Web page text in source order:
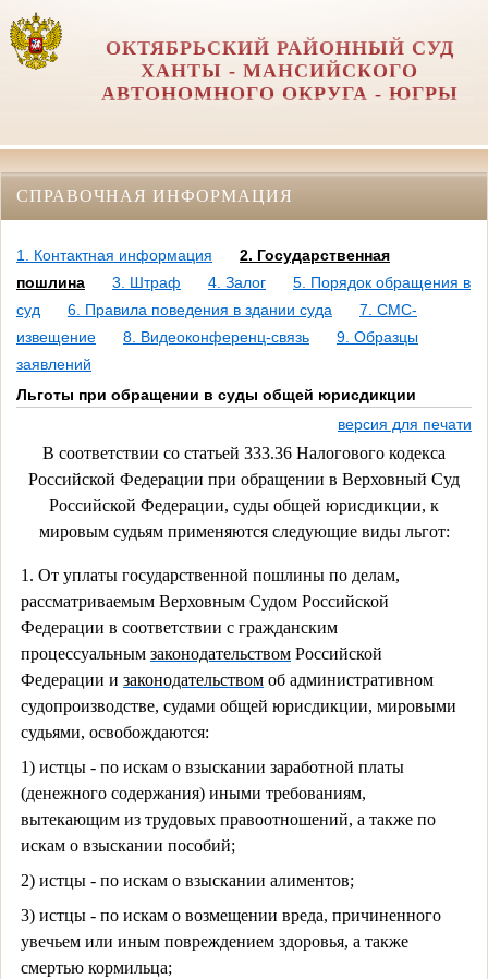
ОКТЯБРЬСКИЙ РАЙОННЫЙ СУД
ХАНТЫ - МАНСИЙСКОГО
АВТОНОМНОГО ОКРУГА - ЮГРЫ
СПРАВОЧНАЯ ИНФОРМАЦИЯ
1. Контактная информация
2. Государственная
пошлина
3. Штраф 4. Залог
5. Порядок обращения в
суд
6. Правила поведения в здании суда
7. СМС-
извещение
8. Видеоконференц-связь
9. Образцы
заявлений
Льготы при обращении в суды общей юрисдикции
версия для печати
В соответствии со статьей 333.36 Налогового кодекса
Российской Федерации при обращении в Верховный Суд
Российской Федерации, суды общей юрисдикции, к
мировым судьям применяются следующие виды льгот:
1. От уплаты государственной пошлины по делам,
рассматриваемым Верховным Судом Российской
Федерации в соответствии с гражданским
процессуальным законодательством Российской
Федерации и законодательством об административном
судопроизводстве, судами общей юрисдикции, мировыми
судьями, освобождаются:
1) истцы - по искам о взыскании заработной платы
(денежного содержания) иными требованиям,
вытекающим из трудовых правоотношений, а также по
искам о взыскании пособий;
2) истцы - по искам о взыскании алиментов;
3) истцы - по искам о возмещении вреда, причиненного
увечьем или иным повреждением здоровья, а также
смертью кормильца;